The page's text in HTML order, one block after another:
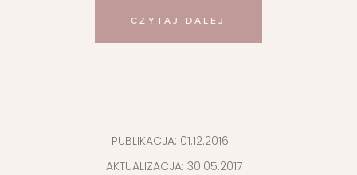
CZYTAJ DALEJ
PUBLIKACJA: 01.12.2016 |
AKTUALIZACJA: 30.05.2017